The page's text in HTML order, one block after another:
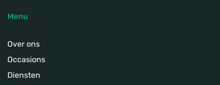
Menu
Over ons
Occasions
Diensten